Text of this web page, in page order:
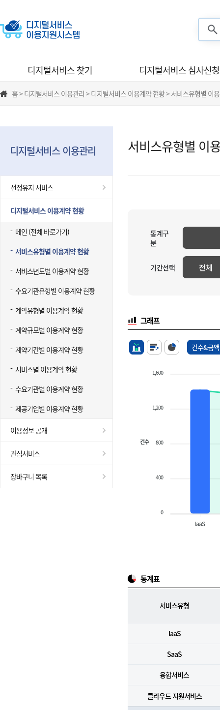
디지털서비스 찾기 디지털서비스 심사신청
홈 > 디지털서비스 이용관리 > 디지털서비스 이용계약 현황 > 서비스유형별 이
디지털서비스 이용관리
선정유지 서비스
디지털서비스 이용계약 현황
메인 (전체 바로가기)
서비스유형별 이용계약 현황
서비스년도별 이용계약 현황
수요기관유형별 이용계약 현황
계약유형별 이용계약 현황
계약규모별 이용계약 현황
계약기간별 이용계약 현황
서비스별 이용계약 현황
수요기관별 이용계약 현황
제공기업별 이용계약 현황
이용정보 공개
관심서비스
장바구니 목록
서비스유형별 이
통계구
분
기간선택 전체
그래프
건수&금액
1,600
1,200
800
400
0
건수
IaaS
통계표
서비스유형
IaaS
SaaS
융합서비스
클라우드 지원서비스